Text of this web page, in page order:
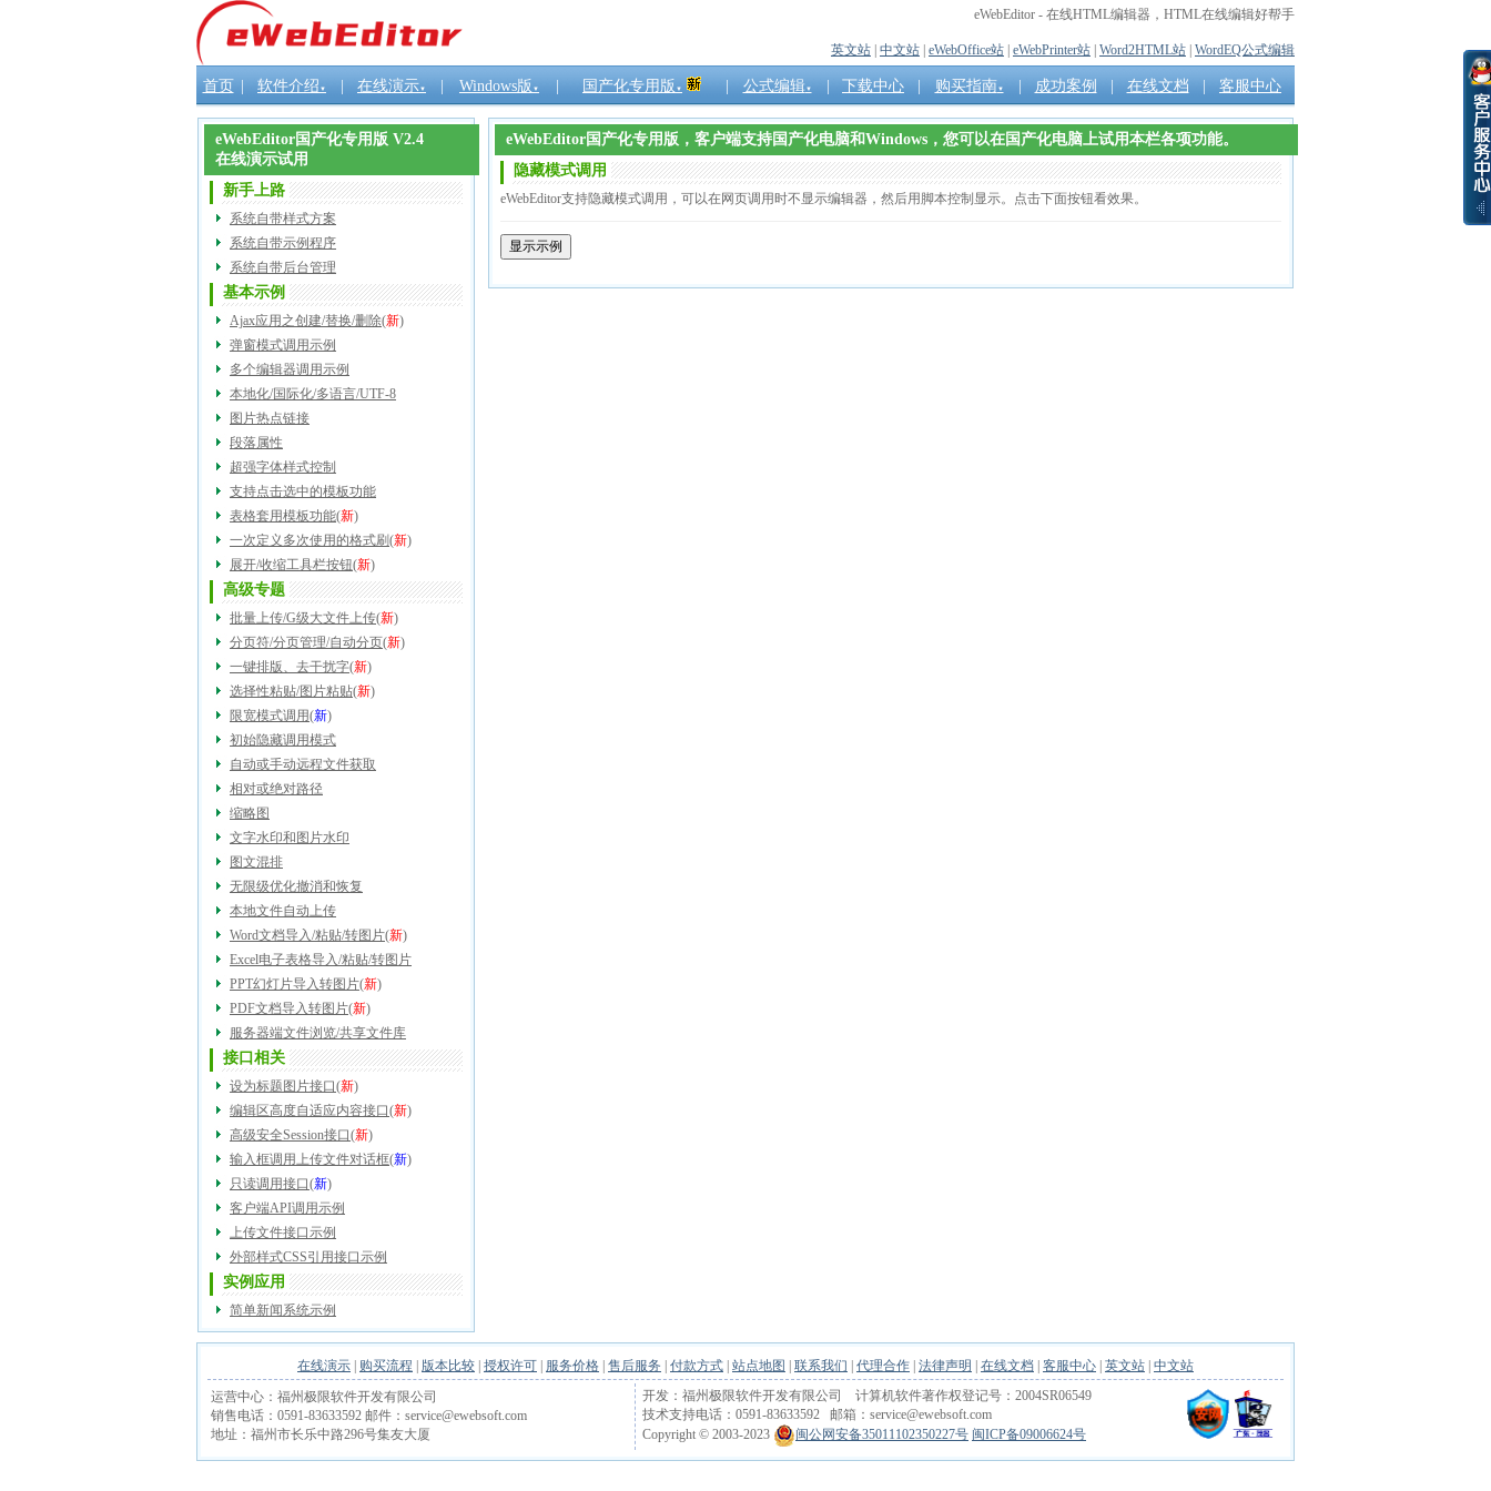
eWebEditor - 在线HTML编辑器，HTML在线编辑好帮手
英文站 中文站 eWebOffice站 eWebPrinter站 Word2HTML站 WordEQ公式编辑
首页 软件介绍 ▼ 在线演示▼ Windows版 ▼ 国产化专用版 ▼ 公式编辑 ▼ 下载中心 购买指南 ▼ 成功案例 在线文档 客服中心
eWebEditor国产化专用版 V2.4
在线演示试用
新手上路
系统自带样式方案
系统自带示例程序
系统自带后台管理
基本示例
Ajax应用之创建/替换/删除(新)
弹窗模式调用示例
多个编辑器调用示例
本地化/国际化/多语言/UTF-8
图片热点链接
段落属性
超强字体样式控制
支持点击选中的模板功能
表格套用模板功能(新)
一次定义多次使用的格式刷(新)
展开/收缩工具栏按钮(新)
高级专题
批量上传/G级大文件上传(新)
分页符/分页管理/自动分页(新)
一键排版、去干扰字(新)
选择性粘贴/图片粘贴(新)
限宽模式调用(新)
初始隐藏调用模式
自动或手动远程文件获取
相对或绝对路径
缩略图
文字水印和图片水印
图文混排
无限级优化撤消和恢复
本地文件自动上传
Word文档导入/粘贴/转图片(新)
Excel电子表格导入/粘贴/转图片
PPT幻灯片导入转图片(新)
PDF文档导入转图片(新)
服务器端文件浏览/共享文件库
接口相关
设为标题图片接口(新)
编辑区高度自适应内容接口(新)
高级安全Session接口(新)
输入框调用上传文件对话框(新)
只读调用接口(新)
客户端API调用示例
上传文件接口示例
外部样式CSS引用接口示例
实例应用
简单新闻系统示例
eWebEditor国产化专用版，客户端支持国产化电脑和Windows，您可以在国产化电脑上试用本栏各项功能。
隐藏模式调用
eWebEditor支持隐藏模式调用，可以在网页调用时不显示编辑器，然后用脚本控制显示。点击下面按钮看效果。
在线演示 购买流程 版本比较 授权许可 服务价格 售后服务 付款方式 站点地图 联系我们 代理合作 法律声明 在线文档 客服中心 英文站 中文站
运营中心：福州极限软件开发有限公司
销售电话：0591-83633592 邮件：service@ewebsoft.com
地址：福州市长乐中路296号集友大厦
开发：福州极限软件开发有限公司 计算机软件著作权登记号：2004SR06549
技术支持电话：0591-83633592 邮箱：service@ewebsoft.com
Copyright © 2003-2023
闽公网安备35011102350227号 闽ICP备09006624号